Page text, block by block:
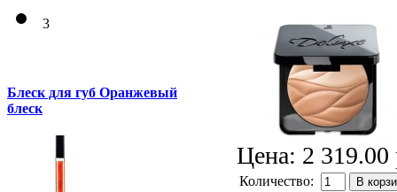
Цена: 2 319.00
Количество: В
3
Блеск для губ Оранжевый
блеск